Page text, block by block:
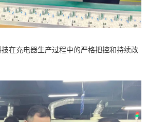
在充电器生产过程中的严格把控和持续改